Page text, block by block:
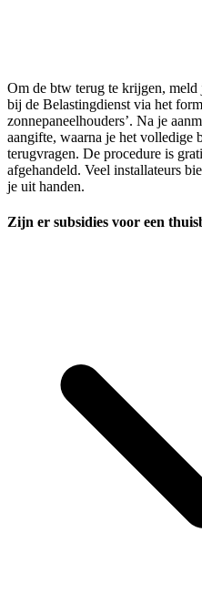
Om de btw terug te krijgen,
bij de Belastingdienst via het
zonnepaneelhouders’. Na je
aangifte, waarna je het volledige
terugvragen. De procedure is
afgehandeld. Veel installateurs
je uit handen.
Zijn er subsidies voor een